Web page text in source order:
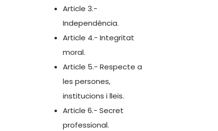
Article 3.-
Independència.
Article 4.- Integritat
moral.
Article 5.- Respecte a
les persones,
institucions i lleis.
Article 6.- Secret
professional.